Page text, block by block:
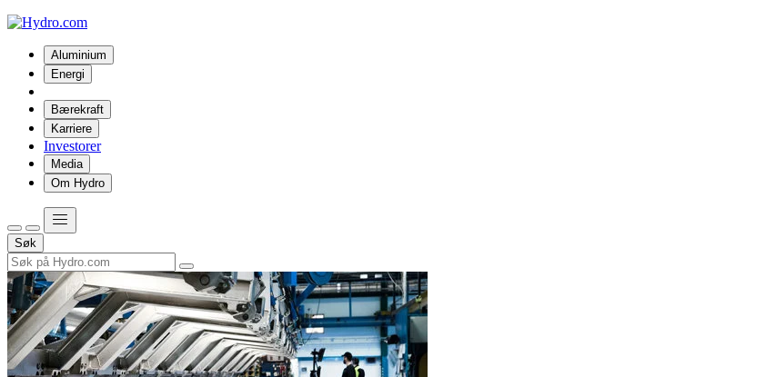
Aluminium
Energi
Bærekraft
Karriere
Investorer
Media
Om Hydro
Søk